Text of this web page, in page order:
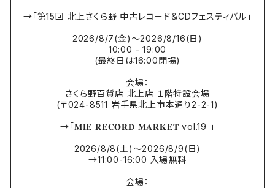
→「第15回 北上さくら野 中古レコード＆CDフェスティバル」
2026/8/7(金)〜2026/8/16(日)
10:00 - 19:00
(最終日は16:00閉場)
会場：
さくら野百貨店 北上店 １階特設会場
(〒024-8511 岩手県北上市本通り2-2-1)
→「𝐌𝐈𝐄 𝐑𝐄𝐂𝐎𝐑𝐃 𝐌𝐀𝐑𝐊𝐄𝐓 vol.19 」
2026/8/8(土)〜2026/8/9(日)
→11:00-16:00 入場無料
会場：